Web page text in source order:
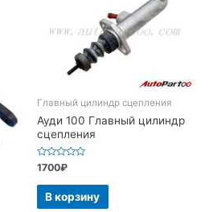
Главный цилиндр сцепления
Ауди 100 Главный цилиндр
сцепления
Оценка
0
из
1700₽
В корзину